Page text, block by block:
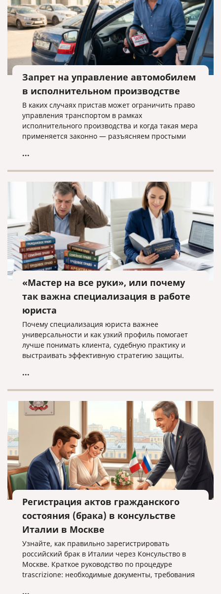
Запрет на управление автомобилем
в исполнительном производстве
В каких случаях пристав может ограничить право
управления транспортом в рамках
исполнительного производства и когда такая мера
применяется законно — разъясняем простыми
...
«Мастер на все руки», или почему
так важна специализация в работе
юриста
Почему специализация юриста важнее
универсальности и как узкий профиль помогает
лучше понимать клиента, судебную практику и
выстраивать эффективную стратегию защиты.
...
Регистрация актов гражданского
состояния (брака) в консульстве
Италии в Москве
Узнайте, как правильно зарегистрировать
российский брак в Италии через Консульство в
Москве. Краткое руководство по процедуре
trascrizione: необходимые документы, требования
...